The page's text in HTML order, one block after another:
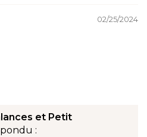
02/25/2024
et Petit
: